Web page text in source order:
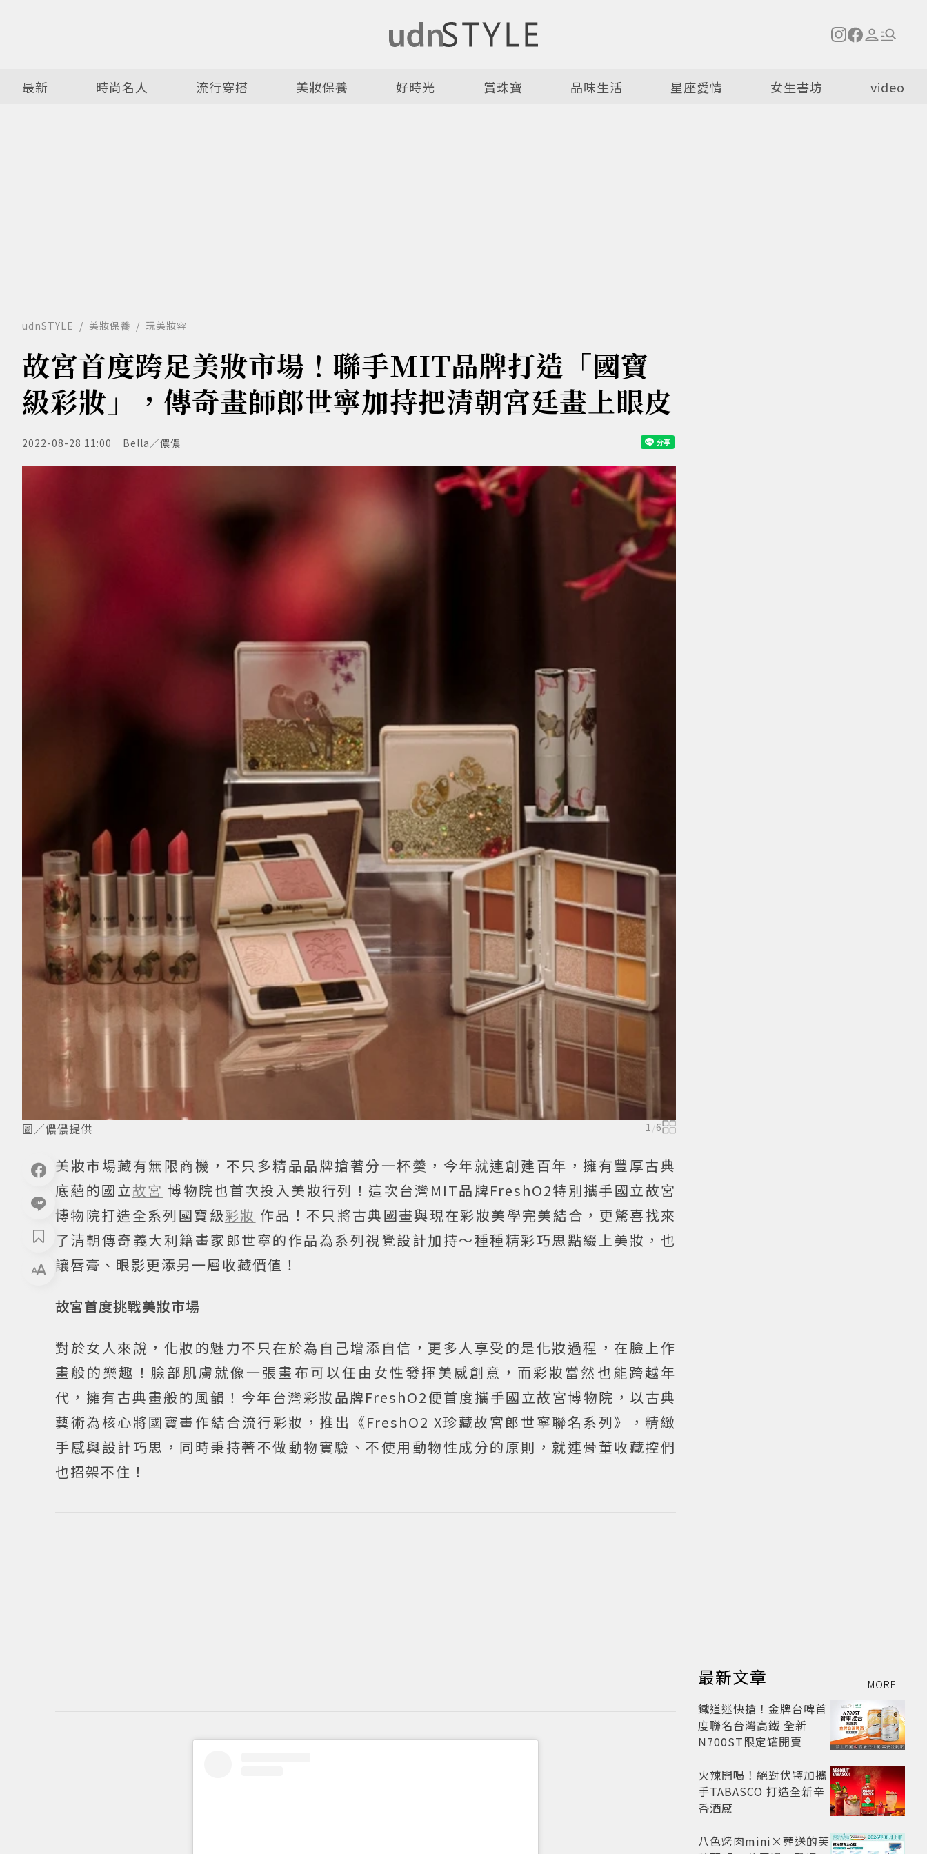
最新 時尚名人 流行穿搭 美妝保養 好時光 賞珠寶 品味生活 星座愛情 女生書坊 video
udnSTYLE 美妝保養 玩美妝容
故宮首度跨足美妝市場！聯手MIT品牌打造「國寶
級彩妝」，傳奇畫師郎世寧加持把清朝宮廷畫上眼皮
2022-08-28 11:00 Bella／儂儂
圖／儂儂提供 1/6
美妝市場藏有無限商機，不只多精品品牌搶著分一杯羹，今年就連創建百年，擁有豐厚古典
底蘊的國立故宮 博物院也首次投入美妝行列！這次台灣MIT品牌FreshO2特別攜手國立故宮
博物院打造全系列國寶級彩妝 作品！不只將古典國畫與現在彩妝美學完美結合，更驚喜找來
了清朝傳奇義大利籍畫家郎世寧的作品為系列視覺設計加持～種種精彩巧思點綴上美妝，也
讓唇膏、眼影更添另一層收藏價值！
故宮首度挑戰美妝市場
對於女人來說，化妝的魅力不只在於為自己增添自信，更多人享受的是化妝過程，在臉上作
畫般的樂趣！臉部肌膚就像一張畫布可以任由女性發揮美感創意，而彩妝當然也能跨越年
代，擁有古典畫般的風韻！今年台灣彩妝品牌FreshO2便首度攜手國立故宮博物院，以古典
藝術為核心將國寶畫作結合流行彩妝，推出《FreshO2 X珍藏故宮郎世寧聯名系列》，精緻
手感與設計巧思，同時秉持著不做動物實驗、不使用動物性成分的原則，就連骨董收藏控們
也招架不住！
最新文章 MORE
鐵道迷快搶！金牌台啤首
度聯名台灣高鐵 全新
N700ST限定罐開賣
火辣開喝！絕對伏特加攜
手TABASCO 打造全新辛
香酒感
八色烤肉mini×葬送的芙